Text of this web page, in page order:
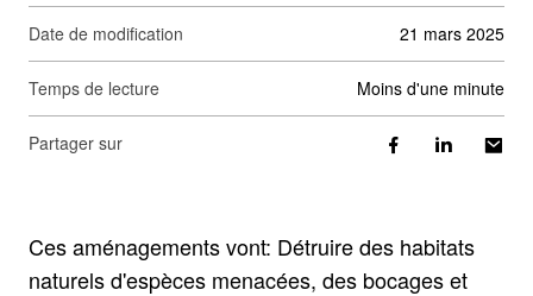
Date de modification 21 mars 2025
Temps de lecture moins d'une minute
Partager sur
Ces aménagements vont: Détruire des habitats
naturels d'espèces menacées, des bocages et